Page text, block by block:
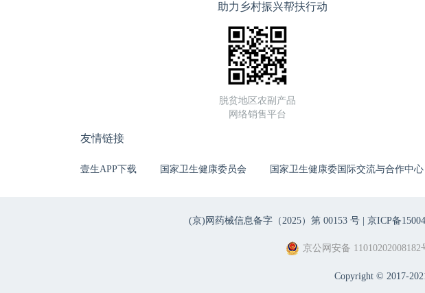
助力乡村振兴帮扶行动
脱贫地区农副产品
网络销售平台
友情链接
壹生APP下载 国家卫生健康委员会 国家卫生健康委国际交流与合作中心
(京)网药械信息备字（2025）第 00153 号 | 京ICP备
京公网安备 11010202008182
Copyright © 2017-